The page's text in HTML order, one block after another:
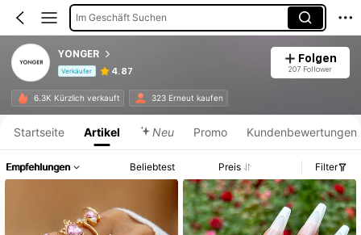
Im Geschäft Suchen
YONGER
Verkäufer 4.87
Folgen
207 Follower
6.3K Kürzlich verkauft 323 Erneut kaufen
Produktinformation: Preisangabe, Verkaufs- und Lagerbestandsdetails.
Startseite Artikel Neu Promo Kundenbewertungen
Empfehlungen Beliebtest Preis Filter